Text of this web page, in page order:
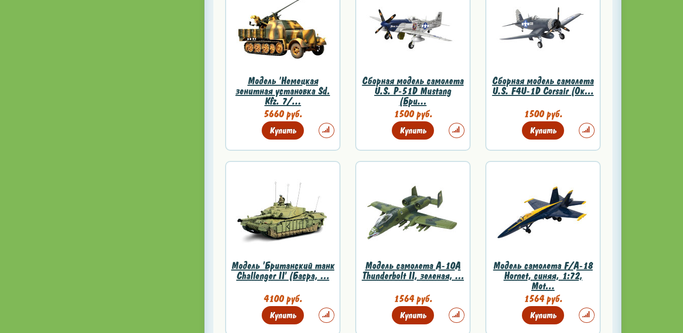
Модель 'Немецкая
зенитная установка Sd.
Kfz. 7/...
5660 руб.
Купить
Сборная модель самолета
U.S. P-51D Mustang
(Бри...
1500 руб.
Купить
Сборная модель самолета
U.S. F4U-1D Corsair (Ок...
1500 руб.
Купить
Модель 'Британский танк
Challenger II' (Басра, ...
4100 руб.
Купить
Модель самолета A-10A
Thunderbolt II, зеленая, ...
1564 руб.
Купить
Модель самолета F/A-18
Hornet, синяя, 1:72,
Mot...
1564 руб.
Купить